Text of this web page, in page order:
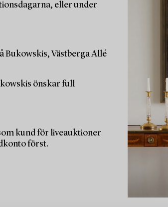
eller under
Bukowskis, Västberga Allé
önskar full
kund för liveauktioner
först.